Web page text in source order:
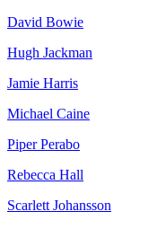
David Bowie
Hugh Jackman
Jamie Harris
Michael Caine
Piper Perabo
Rebecca Hall
Scarlett Johansson